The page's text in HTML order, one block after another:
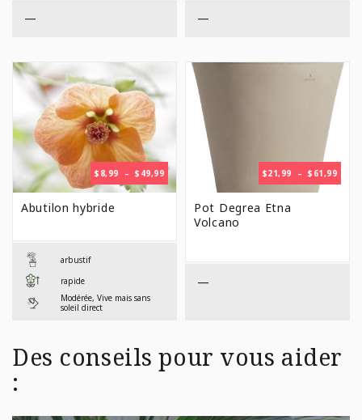
— —
$ 8,99 – $ 49,99PLAGE
DE
Abutilon hybride
arbustif
rapide
Modérée, Vive mais sans
soleil direct
$21,99 – $ 61,99
DE
Pot Degrea Etna
Volcano
—
Des conseils pour vous aider
: